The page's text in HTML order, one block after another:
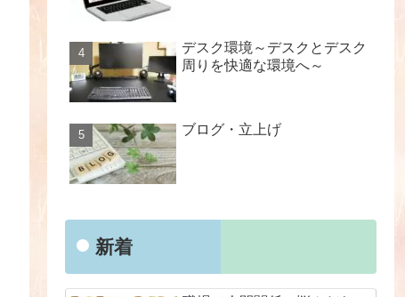
デスク環境～デスクとデスク
周りを快適な環境へ～
ブログ・立上げ
新着